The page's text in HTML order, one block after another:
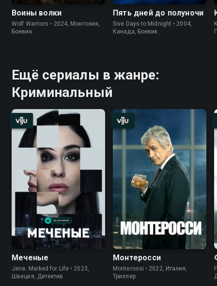
Воины волки
Wolf Warriors • 2024, Монголия,
Боевик
Пять дней до полуночи
5ive Days to Midnight • 2004,
Канада, Боевик
Ещё сериалы в жанре:
Криминальный
Меченые
Jana: Marked for Life • 2023,
Швеция, Детектив
Монтеросси
Monterossi • 2022, Италия,
Триллер